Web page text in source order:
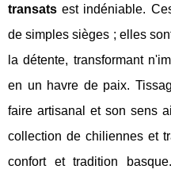
transats est indéniable.
de simples sièges ; elles
la détente, transformant
en un havre de paix.
faire artisanal et son sens
collection de chiliennes et
confort et tradition